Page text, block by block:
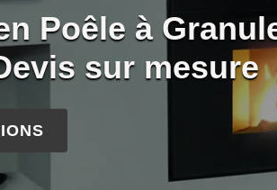
Poêle à
sur mesure